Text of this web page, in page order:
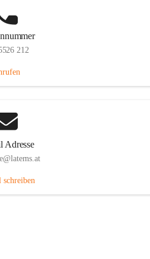
212
Adresse